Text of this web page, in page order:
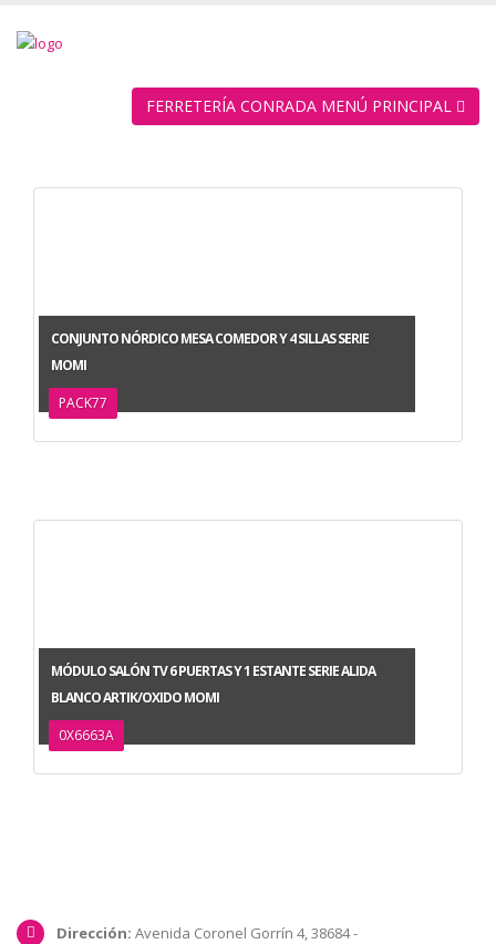
FERRETERÍA CONRADA MENÚ PRINCIPAL
CONJUNTO NÓRDICO MESA COMEDOR Y 4 SILLAS SERIE
MOMI
PACK77
MÓDULO SALÓN TV 6 PUERTAS Y 1 ESTANTE SERIE ALIDA
BLANCO ARTIK/OXIDO MOMI
0X6663A
Dirección: Avenida Coronel Gorrín 4, 38684 -